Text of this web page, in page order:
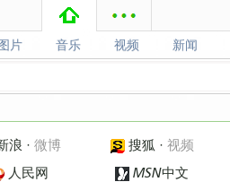
图片
片 音乐
音乐 视频
视频 新闻
新闻
浪 · 微博 搜狐 · 视频
人民网 MSN中文